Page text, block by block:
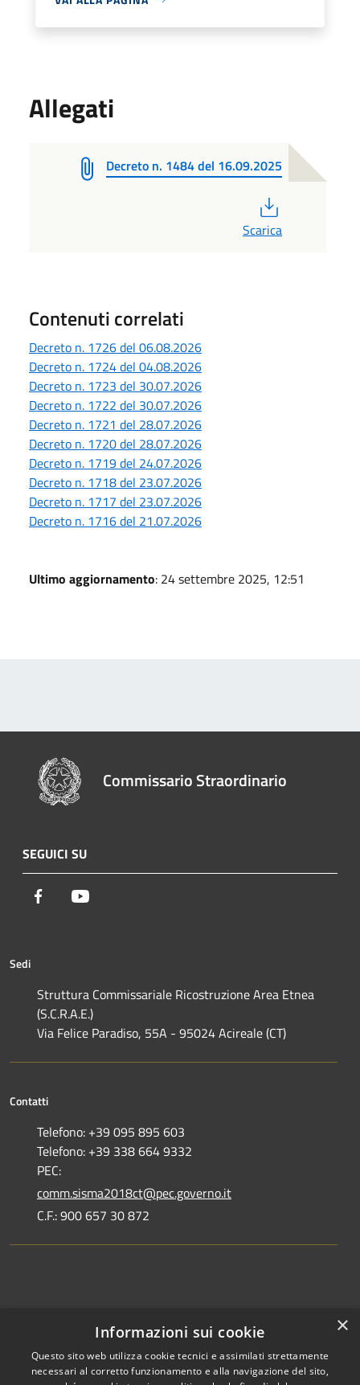
Allegati
Decreto n. 1484 del 16.09.2025
Scarica
Contenuti correlati
Decreto n. 1726 del 06.08.2026
Decreto n. 1724 del 04.08.2026
Decreto n. 1723 del 30.07.2026
Decreto n. 1722 del 30.07.2026
Decreto n. 1721 del 28.07.2026
Decreto n. 1720 del 28.07.2026
Decreto n. 1719 del 24.07.2026
Decreto n. 1718 del 23.07.2026
Decreto n. 1717 del 23.07.2026
Decreto n. 1716 del 21.07.2026
Ultimo aggiornamento: 24 settembre 2025, 12:51
Commissario Straordinario
SEGUICI SU
Facebook
Sedi
Struttura Commissariale Ricostruzione Area Etnea
(S.C.R.A.E.)
Via Felice Paradiso, 55A - 95024 Acireale (CT)
Contatti
Telefono: +39 095 895 603
Telefono: +39 338 664 9332
PEC:
comm.sisma2018ct@pec.governo.it
C.F.: 900 657 30 872
Dichiarazione di accessibilità
×
Informazioni sui cookie
Questo sito web utilizza cookie tecnici e assimilati strettamente
necessari al corretto funzionamento e alla navigazione del sito,